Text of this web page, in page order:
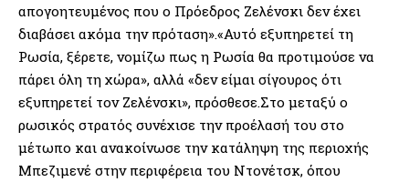
απογοητευμένος που ο Πρόεδρος Ζελένσκι δεν έχει
διαβάσει ακόμα την πρόταση».«Αυτό εξυπηρετεί τη
Ρωσία, ξέρετε, νομίζω πως η Ρωσία θα προτιμούσε να
πάρει όλη τη χώρα», αλλά «δεν είμαι σίγουρος ότι
εξυπηρετεί τον Ζελένσκι», πρόσθεσε.Στο μεταξύ ο
ρωσικός στρατός συνέχισε την προέλασή του στο
μέτωπο και ανακοίνωσε την κατάληψη της περιοχής
Μπεζιμενέ στην περιφέρεια του Ντονέτσκ, όπου